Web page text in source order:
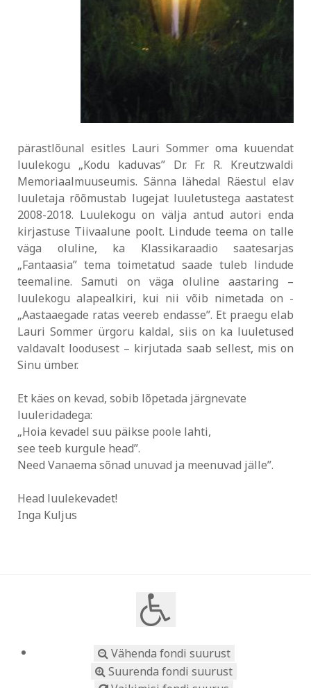
pärastlõunal esitles Lauri Sommer oma kuuendat
luulekogu „Kodu kaduvas” Dr. Fr. R. Kreutzwaldi
Memoriaalmuuseumis. Sänna lähedal Räestul elav
luuletaja rõõmustab lugejat luuletustega aastatest
2008-2018. Luulekogu on välja antud autori enda
kirjastuse Tiivaalune poolt. Lindude teema on talle
väga oluline, ka Klassikaraadio saatesarjas
„Fantaasia” tema toimetatud saade tuleb lindude
teemaline. Samuti on väga oluline aastaring –
luulekogu alapealkiri, kui nii võib nimetada on -
„Aastaaegade ratas veereb endasse”. Et praegu elab
Lauri Sommer ürgoru kaldal, siis on ka luuletused
valdavalt loodusest – kirjutada saab sellest, mis on
Sinu ümber.
Et käes on kevad, sobib lõpetada järgnevate
luuleridadega:
„Hoia kevadel suu päikse poole lahti,
see teeb kurgule head”.
Need Vanaema sõnad unuvad ja meenuvad jälle”.
Head luulekevadet!
Inga Kuljus
Vähenda fondi suurust
Suurenda fondi suurust